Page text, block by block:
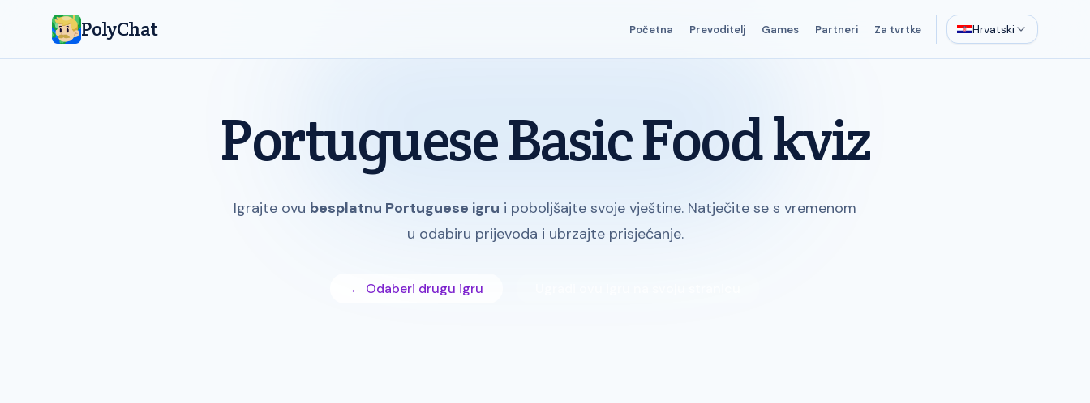
PolyChat Početna Prevoditelj Games Partneri Za tvrtke Hrvatski
Portuguese Basic Food kviz
Igrajte ovu besplatnu Portuguese igru i poboljšajte svoje vještine. Natječite se s vremenom
u odabiru prijevoda i ubrzajte prisjećanje.
← Odaberi drugu igru